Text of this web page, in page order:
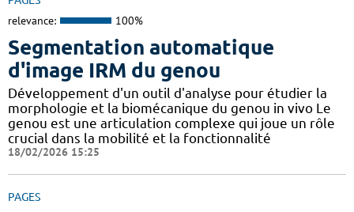
relevance: 100%
Segmentation automatique
d'image IRM du genou
Développement d'un outil d'analyse pour étudier la
morphologie et la biomécanique du genou in vivo Le
genou est une articulation complexe qui joue un rôle
crucial dans la mobilité et la fonctionnalité
18/02/2026 15:25
PAGES